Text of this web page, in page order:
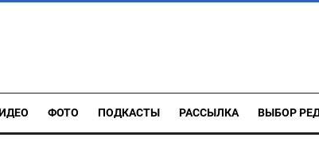
ФОТО ПОДКАСТЫ РАССЫЛКА ВЫБОР